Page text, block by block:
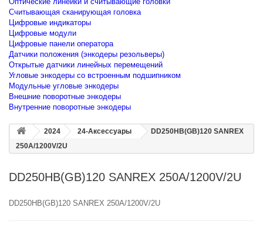
Считывающая сканирующая головка
Цифровые индикаторы
Цифровые модули
Цифровые панели оператора
Датчики положения (энкодеры резольверы)
Открытые датчики линейных перемещений
Угловые энкодеры со встроенным подшипником
Модульные угловые энкодеры
Внешние поворотные энкодеры
Внутренние поворотные энкодеры
2024 24-Аксессуары
DD250HB(GB)120 SANREX
250A/1200V/2U
DD250HB(GB)120 SANREX 250A/1200V/2U
DD250HB(GB)120 SANREX 250A/1200V/2U